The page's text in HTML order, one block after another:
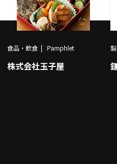
食品・飲食 Pamphlet
株式会社玉子屋